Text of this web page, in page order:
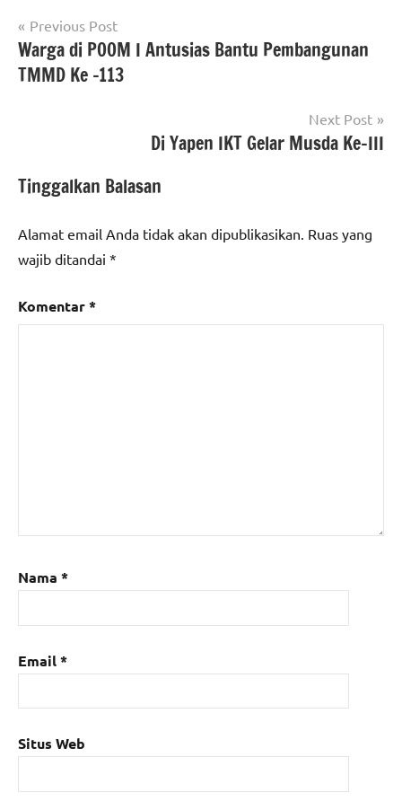
Navigasi
pos
Previous Post
Warga di POOM I Antusias Bantu Pembangunan
TMMD Ke -113
Next Post
Di Yapen IKT Gelar Musda Ke-III
Tinggalkan Balasan
Alamat email Anda tidak akan dipublikasikan. Ruas yang
wajib ditandai *
Komentar*
Nama *
Email*
Situs Web